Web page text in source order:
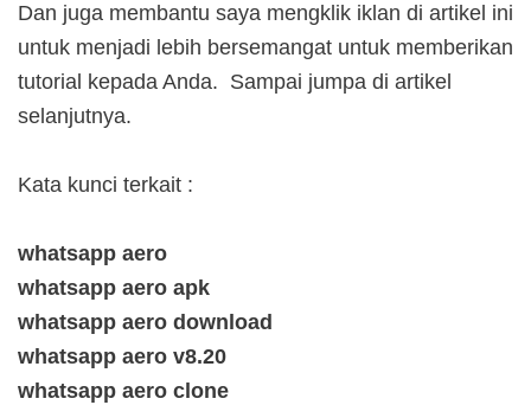
Dan juga membantu saya mengklik iklan di artikel ini
untuk menjadi lebih bersemangat untuk memberikan
tutorial kepada Anda. Sampai jumpa di artikel
selanjutnya.
Kata kunci terkait :
whatsapp aero
whatsapp aero apk
whatsapp aero download
whatsapp aero v8.20
whatsapp aero clone